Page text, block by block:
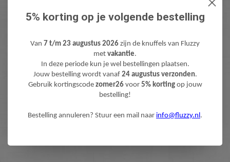
NIEUWSBRIEF
Wilt u op de hoogte blijven?
Word lid van onze mailinglijst:
5% korting op je volgende bestelling
Van 7 t/m 23 augustus 2026 zijn de knuffels van Fluzzy
met vakantie.
In deze periode kun je wel bestellingen plaatsen.
Jouw bestelling wordt vanaf 24 augustus verzonden.
Gebruik kortingscode zomer26 voor 5% kortingop jouw
bestelling!
Bestelling annuleren? Stuur een mail naar info@fluzzy.nl.